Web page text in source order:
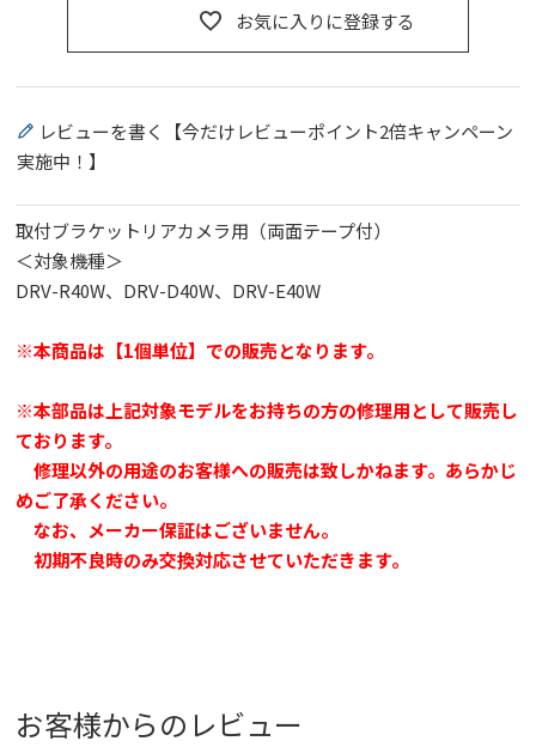
お気に入りに登録する
レビューを書く【今だけレビューポイント2倍キャンペーン
実施中！】
取付ブラケットリアカメラ用（両面テープ付）
＜対象機種＞
DRV-R40W、DRV-D40W、DRV-E40W
※本商品は【1個単位】での販売となります。
※本部品は上記対象モデルをお持ちの方の修理用として販売し
ております。
修理以外の用途のお客様への販売は致しかねます。あらかじ
めご了承ください。
なお、メーカー保証はございません。
初期不良時のみ交換対応させていただきます。
お客様からのレビュー